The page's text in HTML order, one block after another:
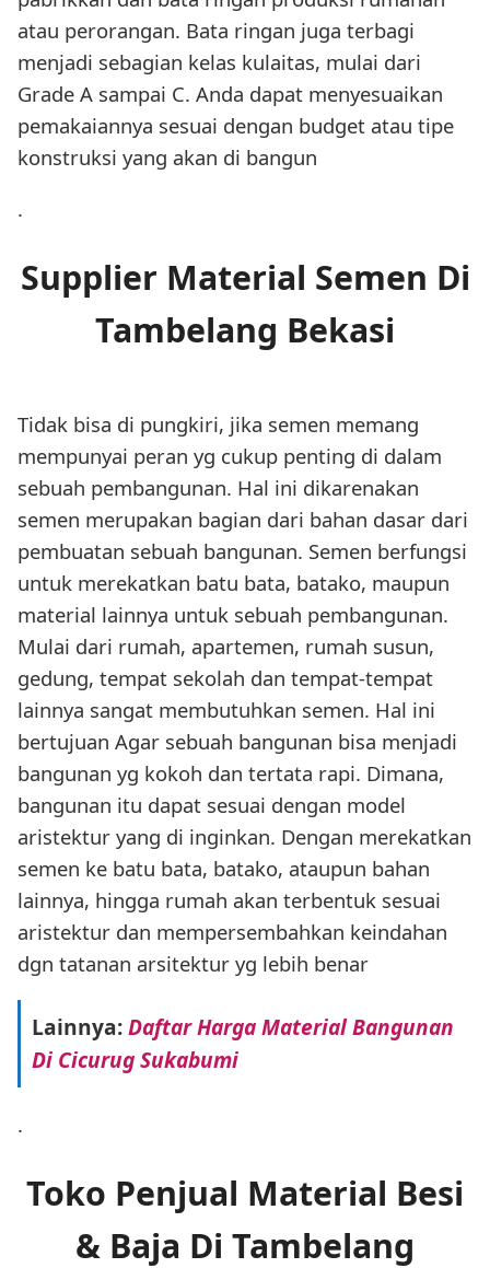
atau perorangan. Bata ringan juga terbagi
menjadi sebagian kelas kulaitas, mulai dari
Grade A sampai C. Anda dapat menyesuaikan
pemakaiannya sesuai dengan budget atau tipe
konstruksi yang akan di bangun
.
Supplier Material Semen Di
Tambelang Bekasi
Tidak bisa di pungkiri, jika semen memang
mempunyai peran yg cukup penting di dalam
sebuah pembangunan. Hal ini dikarenakan
semen merupakan bagian dari bahan dasar dari
pembuatan sebuah bangunan. Semen berfungsi
untuk merekatkan batu bata, batako, maupun
material lainnya untuk sebuah pembangunan.
Mulai dari rumah, apartemen, rumah susun,
gedung, tempat sekolah dan tempat-tempat
lainnya sangat membutuhkan semen. Hal ini
bertujuan Agar sebuah bangunan bisa menjadi
bangunan yg kokoh dan tertata rapi. Dimana,
bangunan itu dapat sesuai dengan model
aristektur yang di inginkan. Dengan merekatkan
semen ke batu bata, batako, ataupun bahan
lainnya, hingga rumah akan terbentuk sesuai
aristektur dan mempersembahkan keindahan
dgn tatanan arsitektur yg lebih benar
Lainnya:Daftar Harga Material Bangunan
Di Cicurug Sukabumi
.
Toko Penjual Material Besi
& Baja Di Tambelang